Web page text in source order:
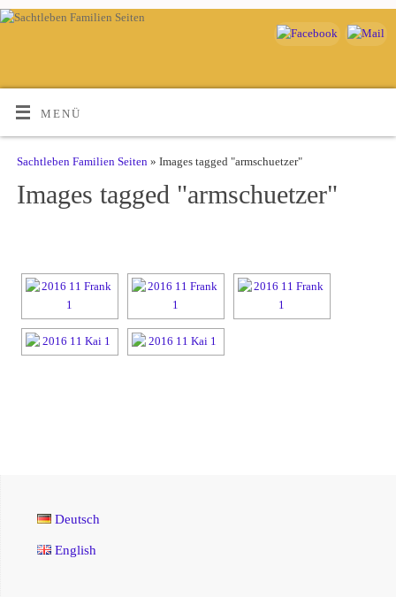
MENÜ
Sachtleben Familien Seiten» Images tagged "armschuetzer"
Images tagged "armschuetzer"
Deutsch
English